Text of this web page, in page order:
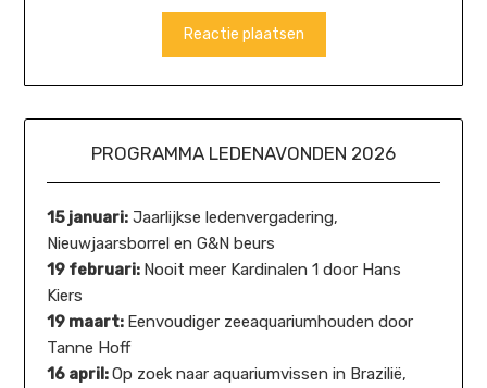
PROGRAMMA LEDENAVONDEN 2026
15 januari: Jaarlijkse ledenvergadering,
Nieuwjaarsborrel en G&N beurs
19 februari: Nooit meer Kardinalen 1 door Hans
Kiers
19 maart: Eenvoudiger zeeaquariumhouden door
Tanne Hoff
16 april:Op zoek naar aquariumvissen in Brazilië,